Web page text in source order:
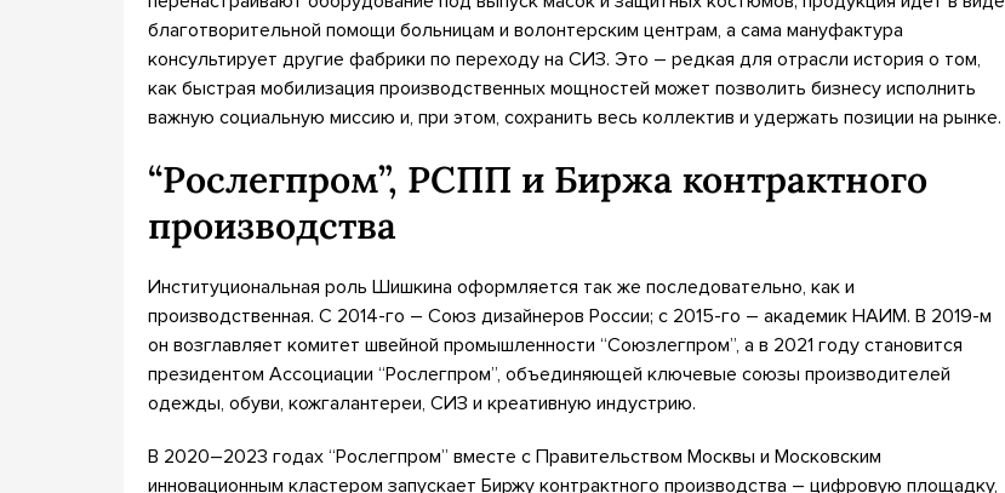
благотворительной помощи больницам и волонтерским центрам, а сама мануфактура
консультирует другие фабрики по переходу на СИЗ. Это – редкая для отрасли история о том,
как быстрая мобилизация производственных мощностей может позволить бизнесу исполнить
важную социальную миссию и, при этом, сохранить весь коллектив и удержать позиции на рынке.
“Рослегпром”, РСПП и Биржа контрактного
производства
Институциональная роль Шишкина оформляется так же последовательно, как и
производственная. С 2014-го – Союз дизайнеров России; с 2015-го – академик НАИМ. В 2019-м
он возглавляет комитет швейной промышленности “Союзлегпром”, а в 2021 году становится
президентом Ассоциации “Рослегпром”, объединяющей ключевые союзы производителей
одежды, обуви, кожгалантереи, СИЗ и креативную индустрию.
В 2020–2023 годах “Рослегпром” вместе с Правительством Москвы и Московским
инновационным кластером запускает Биржу контрактного производства – цифровую площадку,